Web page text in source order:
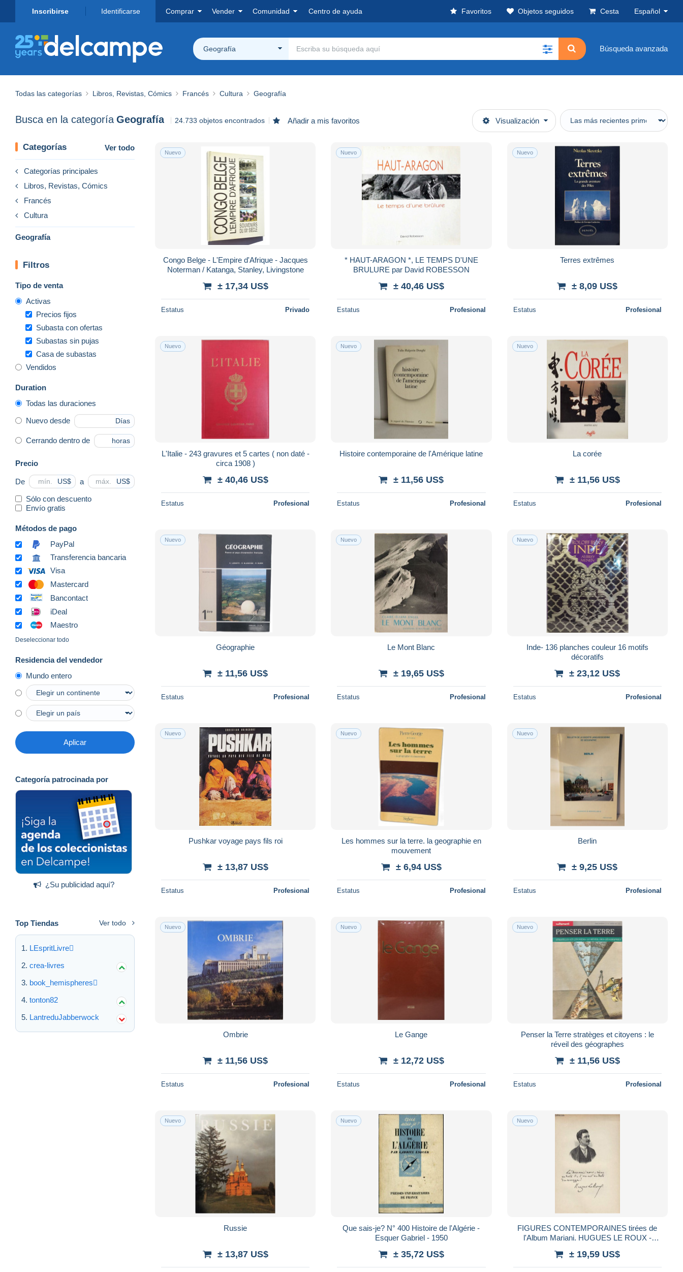
Inscribirse Identificarse Comprar Vender Comunidad Centro de ayuda Favoritos Objetos seguidos Cesta Español
Geografía Búsqueda avanzada
Todas las categorías Libros, Revistas, Cómics Francés Cultura Geografía
Busca en la categoría Geografía 24.733 objetos encontrados Añadir a mis favoritos Visualización
Categorías Ver todo
Categorías principales
Libros, Revistas, Cómics
Francés
Cultura
Geografía
Filtros
Tipo de venta
Activas
Precios fijos
Subasta con ofertas
Subastas sin pujas
Casa de subastas
Vendidos
Duration
Todas las duraciones
Nuevo desde Días
Cerrando dentro de horas
Precio
De US$ a US$
Sólo con descuento
Envío gratis
Métodos de pago
PayPal
Transferencia bancaria
Visa
Mastercard
Bancontact
iDeal
Maestro
Deseleccionar todo
Residencia del vendedor
Mundo entero
Aplicar
Categoría patrocinada por
¿Su publicidad aquí?
Top Tiendas Ver todo
LEspritLivre
crea-livres
book_hemispheres
tonton82
LantreduJabberwock
Nuevo
Congo Belge - L'Empire d'Afrique - Jacques
Noterman / Katanga, Stanley, Livingstone
± 17,34 US$
Estatus Privado
Nuevo
* HAUT-ARAGON *, LE TEMPS D'UNE
BRULURE par David ROBESSON
± 40,46 US$
Estatus Profesional
Nuevo
Terres extrêmes
± 8,09 US$
Estatus Profesional
Nuevo
L'Italie - 243 gravures et 5 cartes ( non daté -
circa 1908 )
± 40,46 US$
Estatus Profesional
Nuevo
Histoire contemporaine de l'Amérique latine
± 11,56 US$
Estatus Profesional
Nuevo
La corée
± 11,56 US$
Estatus Profesional
Nuevo
Géographie
± 11,56 US$
Estatus Profesional
Nuevo
Le Mont Blanc
± 19,65 US$
Estatus Profesional
Nuevo
Inde- 136 planches couleur 16 motifs
décoratifs
± 23,12 US$
Estatus Profesional
Nuevo
Pushkar voyage pays fils roi
± 13,87 US$
Estatus Profesional
Nuevo
Les hommes sur la terre. la geographie en
mouvement
± 6,94 US$
Estatus Profesional
Nuevo
Berlin
± 9,25 US$
Estatus Profesional
Nuevo
Ombrie
± 11,56 US$
Estatus Profesional
Nuevo
Le Gange
± 12,72 US$
Estatus Profesional
Nuevo
Penser la Terre stratèges et citoyens : le
réveil des géographes
± 11,56 US$
Estatus Profesional
Nuevo
Russie
± 13,87 US$
Nuevo
Que sais-je? N° 400 Histoire de l'Algérie -
Esquer Gabriel - 1950
± 35,72 US$
Nuevo
FIGURES CONTEMPORAINES tirées de
l'Album Mariani. HUGUES LE ROUX -
± 19,59 US$